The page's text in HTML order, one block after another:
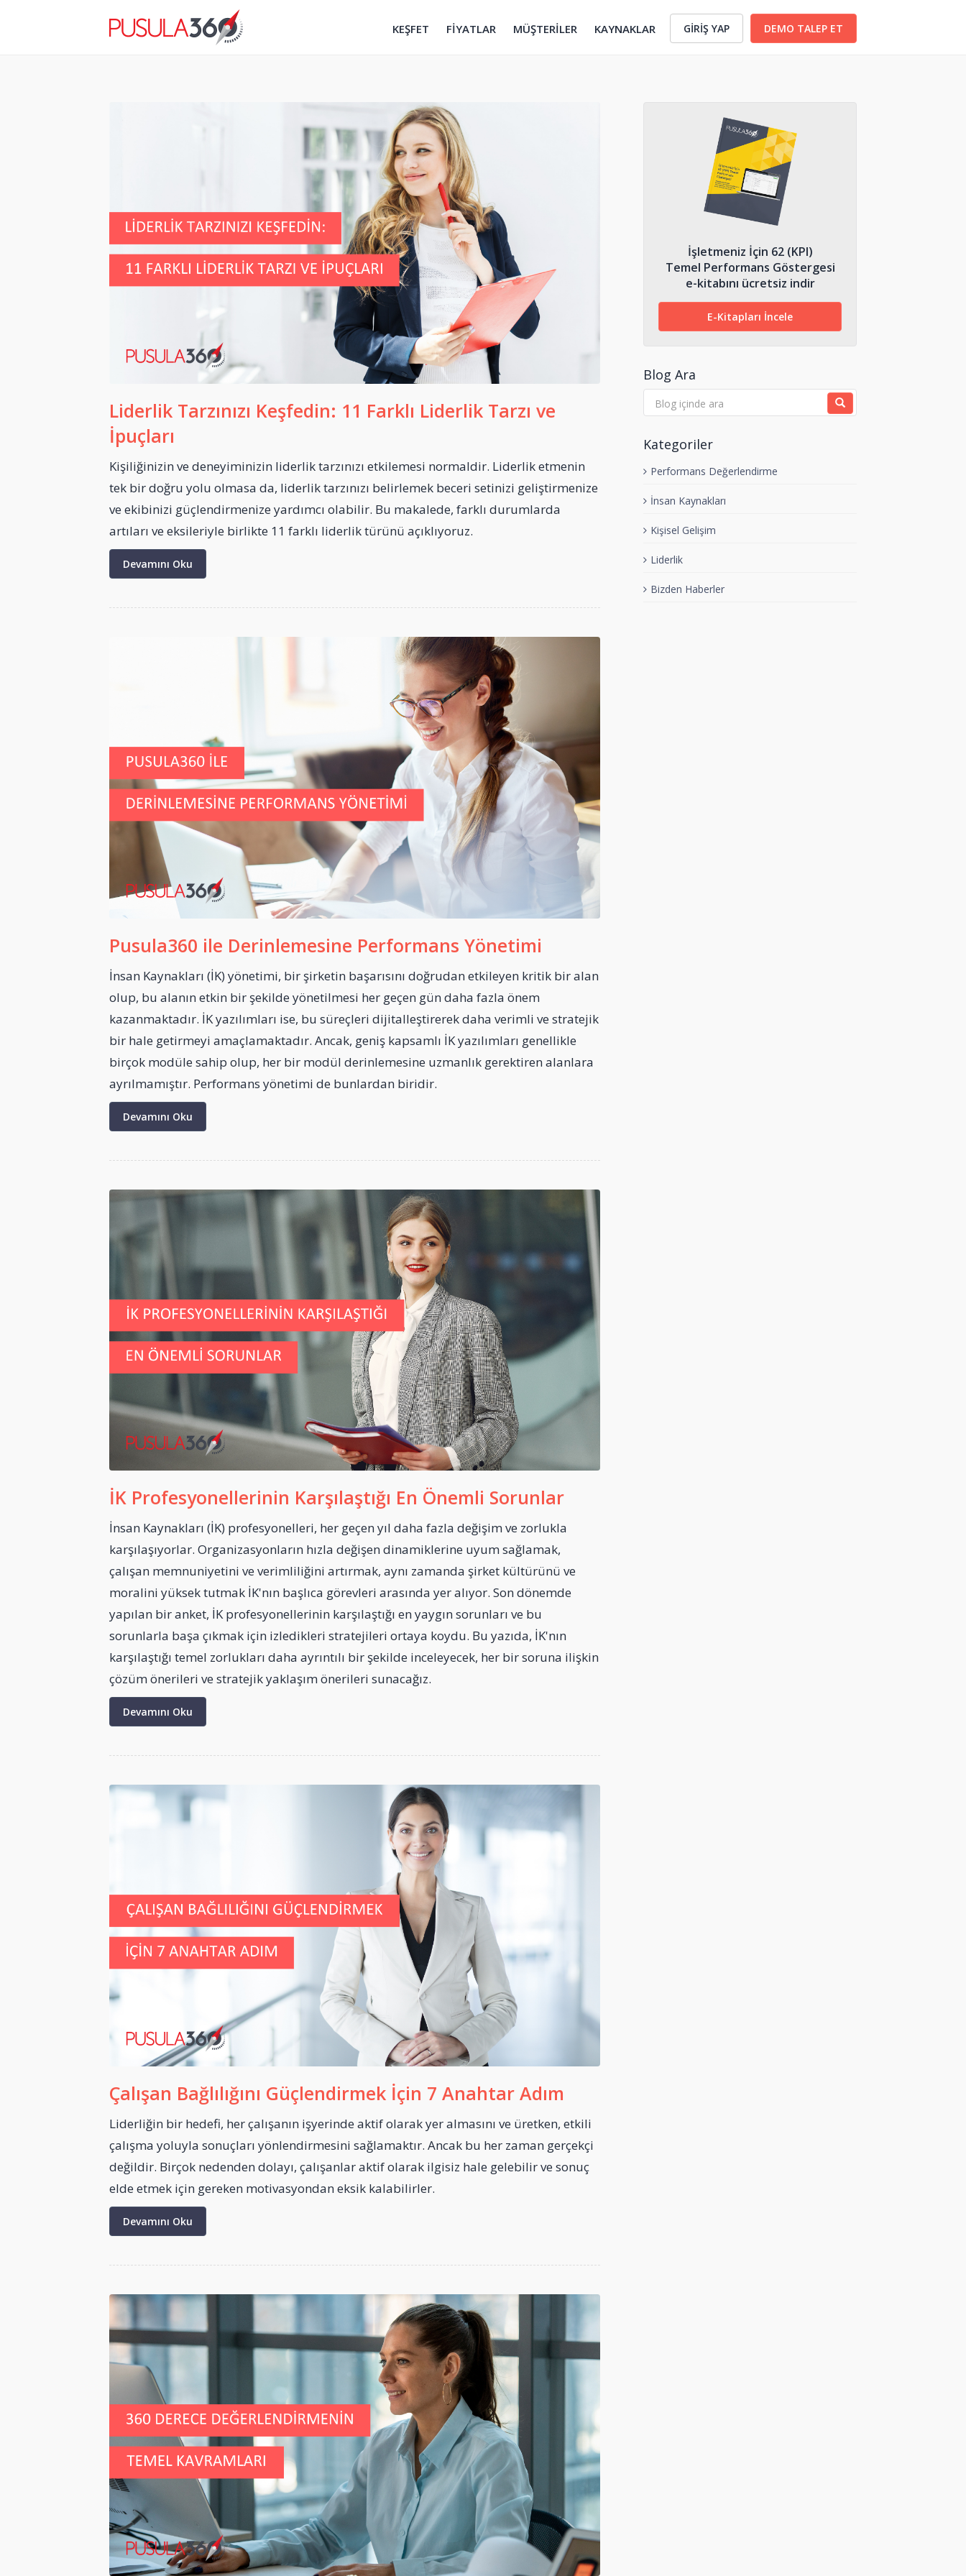
KEŞFET FİYATLAR MÜŞTERİLER KAYNAKLAR GİRİŞ YAP DEMO TALEP ET
Liderlik Tarzınızı Keşfedin: 11 Farklı Liderlik Tarzı ve
İpuçları
Kişiliğinizin ve deneyiminizin liderlik tarzınızı etkilemesi normaldir. Liderlik etmenin
tek bir doğru yolu olmasa da, liderlik tarzınızı belirlemek beceri setinizi geliştirmenize
ve ekibinizi güçlendirmenize yardımcı olabilir. Bu makalede, farklı durumlarda
artıları ve eksileriyle birlikte 11 farklı liderlik türünü açıklıyoruz.
Devamını Oku
Pusula360 ile Derinlemesine Performans Yönetimi
İnsan Kaynakları (İK) yönetimi, bir şirketin başarısını doğrudan etkileyen kritik bir alan
olup, bu alanın etkin bir şekilde yönetilmesi her geçen gün daha fazla önem
kazanmaktadır. İK yazılımları ise, bu süreçleri dijitalleştirerek daha verimli ve stratejik
bir hale getirmeyi amaçlamaktadır. Ancak, geniş kapsamlı İK yazılımları genellikle
birçok modüle sahip olup, her bir modül derinlemesine uzmanlık gerektiren alanlara
ayrılmamıştır. Performans yönetimi de bunlardan biridir.
Devamını Oku
İK Profesyonellerinin Karşılaştığı En Önemli Sorunlar
İnsan Kaynakları (İK) profesyonelleri, her geçen yıl daha fazla değişim ve zorlukla
karşılaşıyorlar. Organizasyonların hızla değişen dinamiklerine uyum sağlamak,
çalışan memnuniyetini ve verimliliğini artırmak, aynı zamanda şirket kültürünü ve
moralini yüksek tutmak İK'nın başlıca görevleri arasında yer alıyor. Son dönemde
yapılan bir anket, İK profesyonellerinin karşılaştığı en yaygın sorunları ve bu
sorunlarla başa çıkmak için izledikleri stratejileri ortaya koydu. Bu yazıda, İK'nın
karşılaştığı temel zorlukları daha ayrıntılı bir şekilde inceleyecek, her bir soruna ilişkin
çözüm önerileri ve stratejik yaklaşım önerileri sunacağız.
Devamını Oku
Çalışan Bağlılığını Güçlendirmek İçin 7 Anahtar Adım
Liderliğin bir hedefi, her çalışanın işyerinde aktif olarak yer almasını ve üretken, etkili
çalışma yoluyla sonuçları yönlendirmesini sağlamaktır. Ancak bu her zaman gerçekçi
değildir. Birçok nedenden dolayı, çalışanlar aktif olarak ilgisiz hale gelebilir ve sonuç
elde etmek için gereken motivasyondan eksik kalabilirler.
Devamını Oku
İşletmeniz İçin 62 (KPI)
Temel Performans Göstergesi
e-kitabını ücretsiz indir
E-Kitapları İncele
Blog Ara
Kategoriler
Performans Değerlendirme
İnsan Kaynakları
Kişisel Gelişim
Liderlik
Bizden Haberler